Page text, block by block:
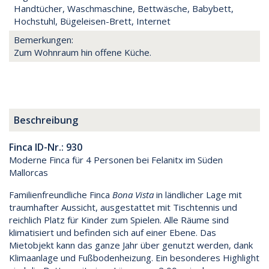
Handtücher, Waschmaschine, Bettwäsche, Babybett,
Hochstuhl, Bügeleisen-Brett, Internet
Bemerkungen:
Zum Wohnraum hin offene Küche.
Beschreibung
Finca ID-Nr.: 930
Moderne Finca für 4 Personen bei Felanitx im Süden
Mallorcas
Familienfreundliche Finca Bona Vista in ländlicher Lage mit
traumhafter Aussicht, ausgestattet mit Tischtennis und
reichlich Platz für Kinder zum Spielen. Alle Räume sind
klimatisiert und befinden sich auf einer Ebene. Das
Mietobjekt kann das ganze Jahr über genutzt werden, dank
Klimaanlage und Fußbodenheizung. Ein besonderes Highlight